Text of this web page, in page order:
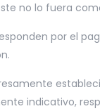
no lo fuera
por el
indicativo,